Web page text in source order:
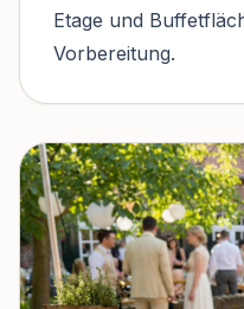
Etage und
Vorbereitung.